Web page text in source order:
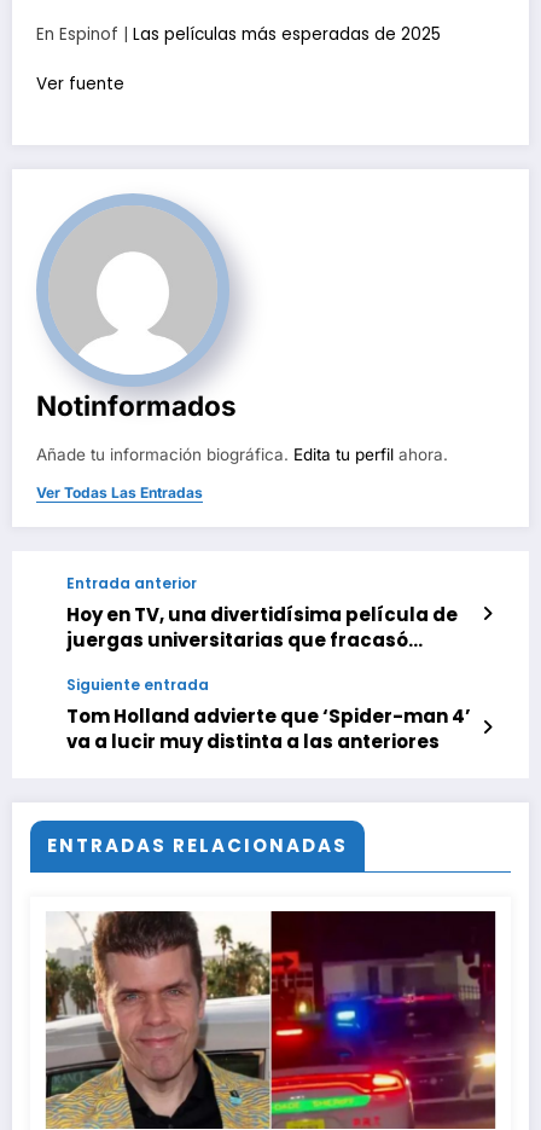
En Espinof | Las películas más esperadas de 2025
Ver fuente
Notinformados
Añade tu información biográfica. Edita tu perfil ahora.
Ver Todas Las Entradas
Entrada anterior
Hoy en TV, una divertidísima película de
juergas universitarias que fracasó
Siguiente entrada
Tom Holland advierte que ‘Spider-man 4’
va a lucir muy distinta a las anteriores
ENTRADAS RELACIONADAS